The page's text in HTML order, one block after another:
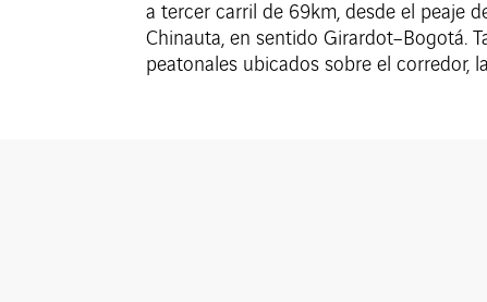
a tercer carril de 69km, desde el peaje
Chinauta, en sentido Girardot–Bogotá.
peatonales ubicados sobre el corredor,